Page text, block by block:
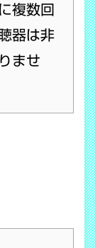
複数回
器は非
ませ